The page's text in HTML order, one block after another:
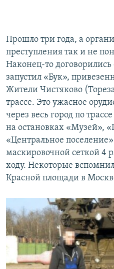
Прошло три года, а
преступления так и не
Наконец-то договорились
запустил «Бук»,
Жители Чистяково
трассе. Это ужасное
через весь город по
на остановках «Музей»,
«Центральное
маскировочной сеткой 4
ходу. Некоторые
Красной площади в